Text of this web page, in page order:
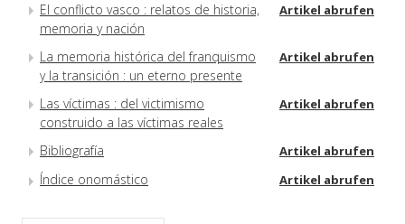
El conflicto vasco : relatos de historia,
memoria y nación
Artikel abrufen
La memoria histórica del franquismo
y la transición : un eterno presente
Artikel abrufen
Las víctimas : del victimismo
construido a las víctimas reales
Artikel abrufen
Bibliografía Artikel abrufen
Índice onomástico Artikel abrufen